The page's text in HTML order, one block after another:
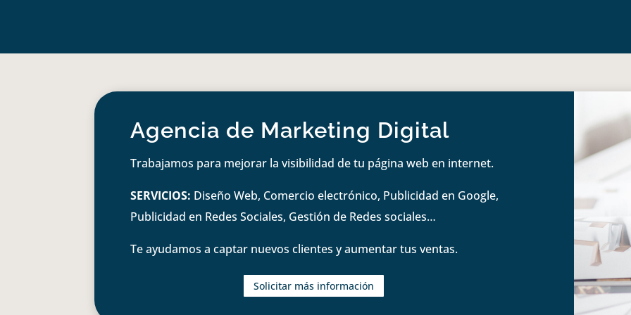
Agencia de Marketing Digital
Trabajamos para mejorar la visibilidad de tu página web en internet.
SERVICIOS: Diseño Web, Comercio electrónico, Publicidad en Google,
Publicidad en Redes Sociales, Gestión de Redes sociales…
Te ayudamos a captar nuevos clientes y aumentar tus ventas.
Solicitar más información